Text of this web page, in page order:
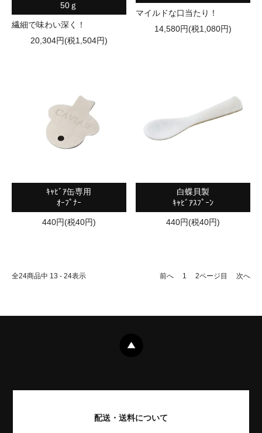
50ｇ
繊細で味わい深く！
20,304円(税1,504円)
マイルドな口当たり！
14,580円(税1,080円)
ｷｬﾋﾞｱ缶専用
ｵｰﾌﾟﾅｰ
440円(税40円)
白蝶貝製
ｷｬﾋﾞｱｽﾌﾟｰﾝ
440円(税40円)
全24商品中 13 - 24表示 前へ 1 2ページ目 次へ
配送・送料について